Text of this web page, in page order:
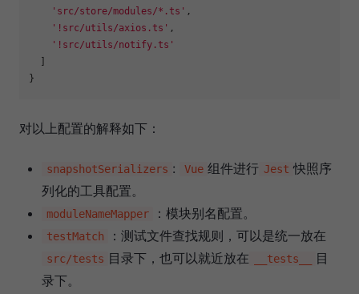
'src/store/modules/*.ts' ,
'!src/utils/axios.ts' ,
'!src/utils/notify.ts'
对以上配置的解释如下：
snapshotSerializers : Vue 组件进行 Jest 快照序
列化的工具配置。
moduleNameMapper ：模块别名配置。
testMatch ：测试文件查找规则，可以是统一放在
src/tests 目录下，也可以就近放在 __tests__
目
录下。